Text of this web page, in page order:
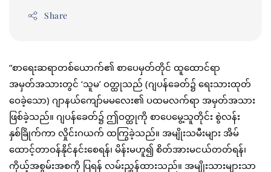
Share
“စာရေးဆရာတစ်ယောက်၏ စာပေမှတ်တိုင် ထူထောင်ရာ
အမှတ်အသားတွင် ‘သူမ’ ဝတ္ထုသည် (ဂျပန်ခေတ်၌ ရေးသားထုတ်
ဝေခဲ့သော) ဂျာနယ်ကျော်မမလေး၏ ပထမလက်ရာ အမှတ်အသား
ဖြစ်ခဲ့သည်။ ဂျပန်ခေတ်၌ ဤဝတ္ထုကို စာပေမွေ့သူတိုင်း စွဲလန်း
နှစ်ခြိုက်ကာ လှိုင်းဂယက် ထကြွခဲ့သည်။ အမျိုးသမီးများ အိမ်
ထောင့်တာဝန်နိုင်နင်းစေရန်၊ မိန်းမဟူ၍ စိတ်အားမငယ်တတ်ရန်၊
ကိုယ့်အစွမ်းအစကို ပြရန် လမ်းညွှန်ထားသည်။ အမျိုးသားများသာ